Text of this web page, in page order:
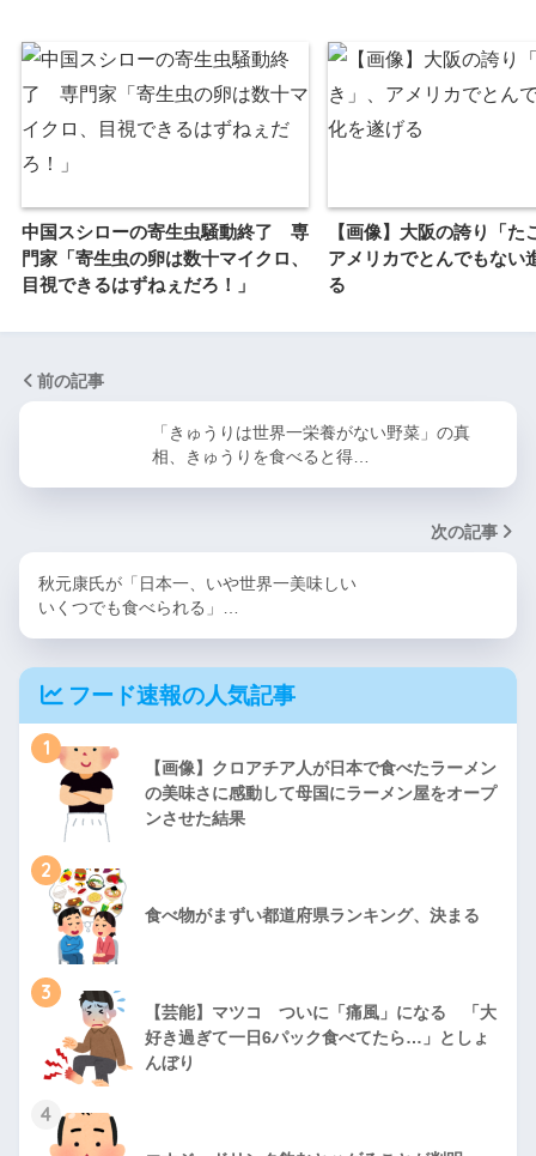
中国スシローの寄生虫騒動終了 専
門家「寄生虫の卵は数十マイクロ、
目視できるはずねぇだろ！」
【画像】大阪の誇り「た
アメリカでとんでもない
る
前の記事
「きゅうりは世界一栄養がない野菜」の真
相、きゅうりを食べると得…
次の記事
秋元康氏が「日本一、いや世界一美味しい
いくつでも食べられる」…
フード速報の人気記事
1
【画像】クロアチア人が日本で食べたラーメン
の美味さに感動して母国にラーメン屋をオープ
ンさせた結果
2
食べ物がまずい都道府県ランキング、決まる
3
【芸能】マツコ ついに「痛風」になる 「大
好き過ぎて一日6パック食べてたら…」としょ
んぼり
4